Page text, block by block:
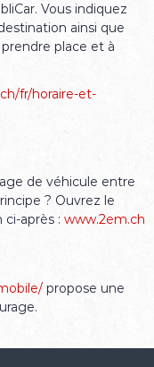
Vous indiquez
ainsi que
prendre place et à
fr/horaire-et-
de véhicule entre
? Ouvrez le
ci-après : www.2em.ch
propose une